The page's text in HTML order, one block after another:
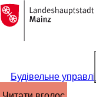
Перейти до змісту
На
головну
сторінку
Будівельне